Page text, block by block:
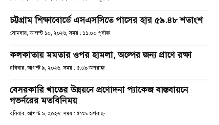
চট্টগ্রাম শিক্ষাবোর্ডে এসএসসিতে পাসের হার ৫৯.৪৮ শতাংশ
সোমবার, আগস্ট ১০, ২০২৬; সময় : ১১:০০ পূর্বাহ্ণ
কলকাতায় মমতার ওপর হামলা, অল্পের জন্য প্রাণে রক্ষা
রবিবার, আগস্ট ৯, ২০২৬; সময় : ৫:০৯ অপরাহ্ণ
বেসরকারি খাতের উন্নয়নে প্রণোদনা প্যাকেজ বাস্তবায়নে
গভর্নরের মতবিনিময়
রবিবার, আগস্ট ৯, ২০২৬; সময় : ৫:০৯ অপরাহ্ণ